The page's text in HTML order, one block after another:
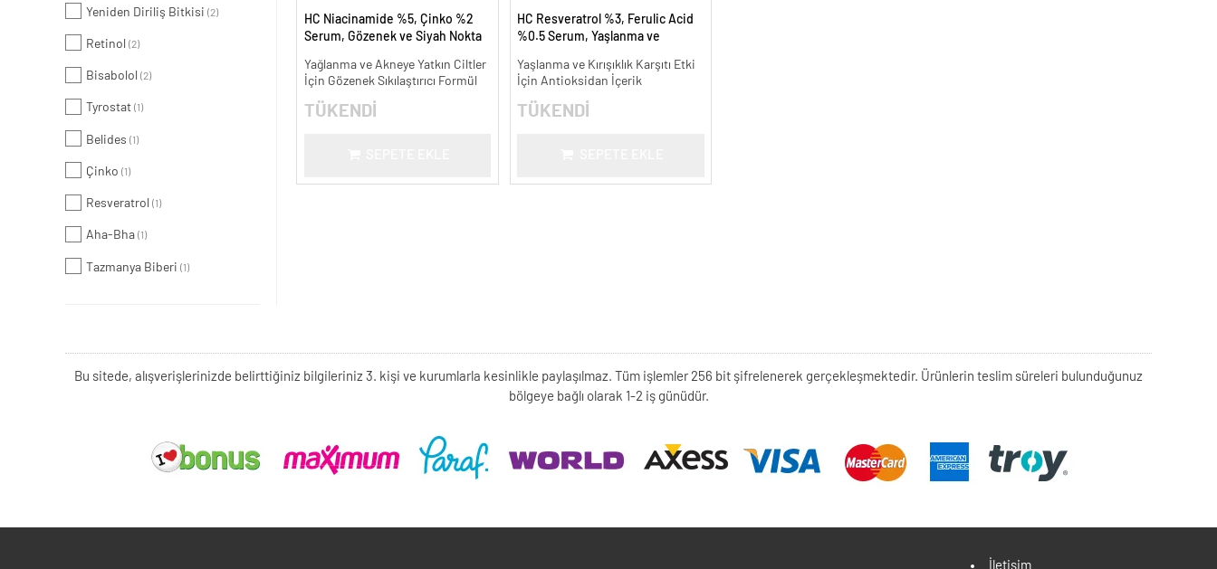
Yeniden Diriliş Bitkisi (2)
Retinol (2)
Bisabolol (2)
Tyrostat (1)
Belides (1)
Çinko (1)
Resveratrol (1)
Aha-Bha (1)
Tazmanya Biberi (1)
HC Niacinamide %5, Çinko %2
Serum, Gözenek ve Siyah Nokta
- 30 ml.
Yağlanma ve Akneye Yatkın Ciltler
İçin Gözenek Sıkılaştırıcı Formül
TÜKENDİ
HC Resveratrol %3, Ferulic Acid
%0.5 Serum, Yaşlanma ve
Yaşlanma ve Kırışıklık Karşıtı Etki
İçin Antioksidan İçerik
TÜKENDİ
Bu sitede, alışverişlerinizde belirttiğiniz bilgileriniz 3. kişi ve kurumlarla kesinlikle paylaşılmaz. Tüm işlemler 256 bit şifrelenerek gerçekleşmektedir. Ürünlerin teslim süreleri bulunduğunuz
bölgeye bağlı olarak 1-2 iş günüdür.
İletişim